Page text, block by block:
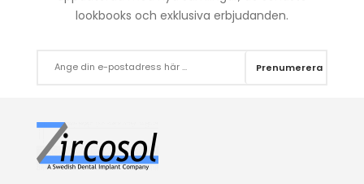
lookbooks och exklusiva erbjudanden.
Prenumerera